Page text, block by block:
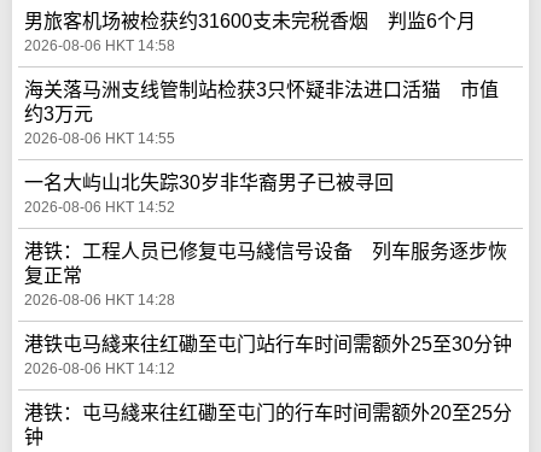
男旅客机场被检获约31600支未完税香烟 判监6个月
2026-08-06 HKT 14:58
海关落马洲支线管制站检获3只怀疑非法进口活猫 市值
约3万元
2026-08-06 HKT 14:55
一名大屿山北失踪30岁非华裔男子已被寻回
2026-08-06 HKT 14:52
港铁：工程人员已修复屯马綫信号设备 列车服务逐步恢
复正常
2026-08-06 HKT 14:28
港铁屯马綫来往红磡至屯门站行车时间需额外25至30分钟
2026-08-06 HKT 14:12
港铁：屯马綫来往红磡至屯门的行车时间需额外20至25分
钟